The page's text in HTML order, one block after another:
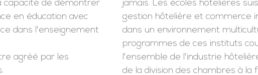
capacité de démontrer
en éducation avec
dans l'enseignement
agréé par les
jamais. Les écoles hôtelières
gestion hôtelière et commerce
dans un environnement
programmes de ces instituts
l'ensemble de l'industrie
de la division des chambres à la